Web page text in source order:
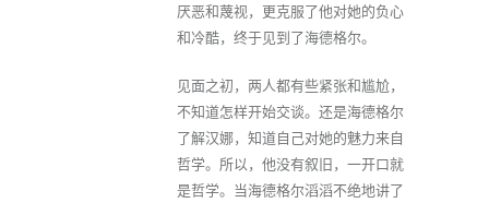
厌恶和蔑视，更克服了他对她的负心
和冷酷，终于见到了海德格尔。
见面之初，两人都有些紧张和尴尬，
不知道怎样开始交谈。还是海德格尔
了解汉娜，知道自己对她的魅力来自
哲学。所以，他没有叙旧，一开口就
是哲学。当海德格尔滔滔不绝地讲了